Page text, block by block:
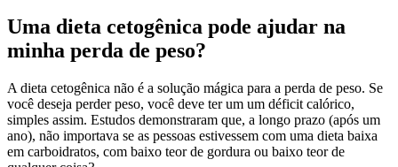
Uma dieta cetogênica pode ajudar na
minha perda de peso?
A dieta cetogênica não é a solução mágica para a perda de peso. Se
você deseja perder peso, você deve ter um um déficit calórico,
simples assim. Estudos demonstraram que, a longo prazo (após um
ano), não importava se as pessoas estivessem com uma dieta baixa
em carboidratos, com baixo teor de gordura ou baixo teor de